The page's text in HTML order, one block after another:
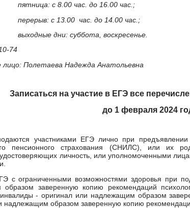
с 8.00 час. до 16.00 час.;
с 13.00 час. до 14.00 час.;
дни: суббота, воскресенье.
74
Полетаева Надежда Анатольевна
Записаться на участие в ЕГЭ все
до 1 февраля 2024
участниками ЕГЭ лично при
пенсионного страхования (СНИЛС), или их
личность, или уполномоченными
с ограниченными возможностями здоровья при
заверенную копию рекомендаций
- оригинал или надлежащим образом
надлежащим образом заверенную копию